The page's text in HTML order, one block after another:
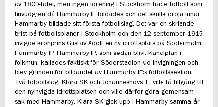
av 1800-talet, men ingen förening i Stockholm hade fotboll som
huvudgren då Hammarby IF bildades och det skulle dröja innan
Hammarby bildade sitt första fotbollslag. Det var en skriande
brist på fotbollsplaner i Stockholm och den 12 september 1915
invigde kronprins Gustav Adolf en ny idrottsplats på Södermalm,
Hammarby IP. Hammarby IP, som sedan blivit Kanalplan i
folkmun, kallades faktiskt för Söderstadion vid invigningen och
blev grunden för bildandet av Hammarby IF:s fotbollssektion.
Två fotbollslag, Klara SK och Johanneshovs IF, ville få tillgång till
den nyinvigda idrottsplatsen och ville därför göra gemensam
sak med Hammarby. Klara SK gick upp i Hammarby samma år,